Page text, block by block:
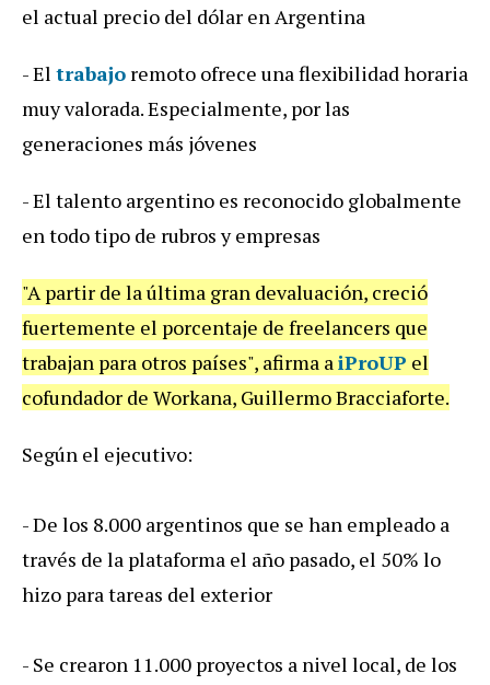
el actual precio del dólar en Argentina
- El trabajo remoto ofrece una flexibilidad horaria
muy valorada. Especialmente, por las
generaciones más jóvenes
- El talento argentino es reconocido globalmente
en todo tipo de rubros y empresas
"A partir de la última gran devaluación, creció
fuertemente el porcentaje de freelancers que
trabajan para otros países", afirma aiProUP el
cofundador de Workana, Guillermo Bracciaforte.
Según el ejecutivo:
- De los 8.000 argentinos que se han empleado a
través de la plataforma el año pasado, el 50% lo
hizo para tareas del exterior
- Se crearon 11.000 proyectos a nivel local, de los